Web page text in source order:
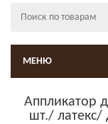
МЕНЮ
Аппликатор
шт./